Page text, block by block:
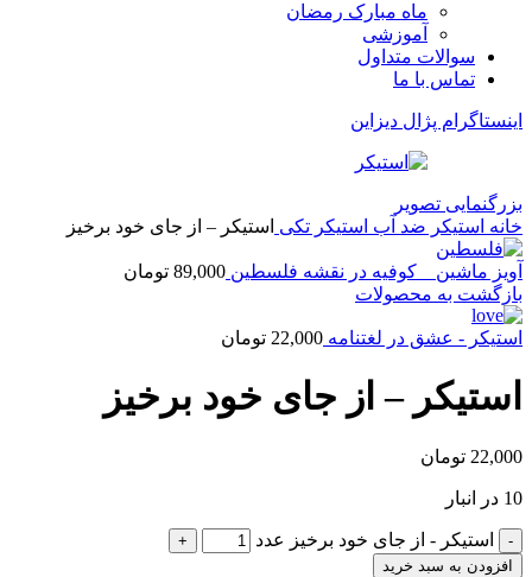
ماه مبارک رمضان
آموزشی
سوالات متداول
تماس با ما
اینستاگرام پژال دیزاین
بزرگنمایی تصویر
خانه استیکر ضد آب استیکر تکی استیکر – از جای خود برخیز
آویز ماشین _ کوفیه در نقشه فلسطین 89,000 تومان
بازگشت به محصولات
استیکر - عشق در لغتنامه 22,000 تومان
استیکر – از جای خود برخیز
22,000 تومان
10 در انبار
استیکر - از جای خود برخیز عدد
افزودن به سبد خرید